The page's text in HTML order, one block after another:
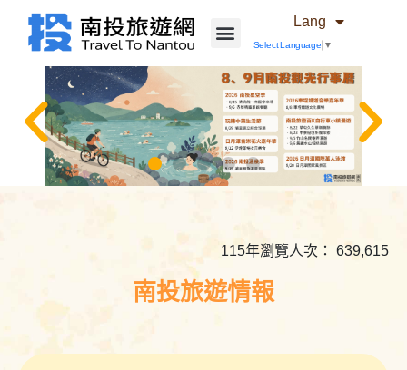
Lang
Select Language ▼
115年瀏覽人次： 639,615
南投旅遊情報